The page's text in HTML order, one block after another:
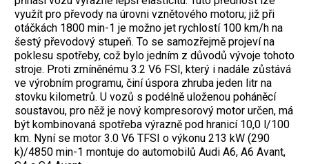
využít pro převody na úrovni vznětového motoru; již při
otáčkách 1800 min-1 je možno jet rychlostí 100 km/h na
šestý převodový stupeň. To se samozřejmě projeví na
poklesu spotřeby, což bylo jedním z důvodů vývoje tohoto
stroje. Proti zmíněnému 3.2 V6 FSI, který i nadále zůstává
ve výrobním programu, činí úspora zhruba jeden litr na
stovku kilometrů. U vozů s podélně uloženou poháněcí
soustavou, pro něž je nový kompresorový motor určen, má
být kombinovaná spotřeba výrazně pod hranicí 10,0 l/100
km. Nyní se motor 3.0 V6 TFSI o výkonu 213 kW (290
k)/4850 min-1 montuje do automobilů Audi A6, A6 Avant,